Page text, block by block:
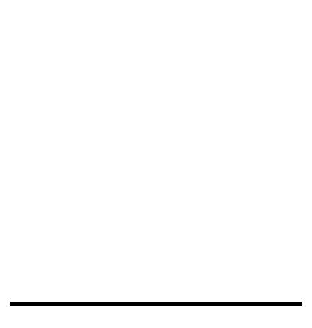
เสพติด แต่ก็มองว่า เป็นการลดจำนวนอาชญากรในสังคมได้